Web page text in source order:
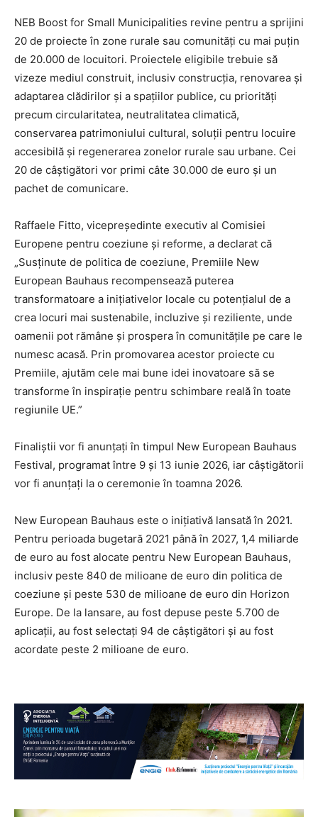
NEB Boost for Small Municipalities revine pentru a sprijini
20 de proiecte în zone rurale sau comunități cu mai puțin
de 20.000 de locuitori. Proiectele eligibile trebuie să
vizeze mediul construit, inclusiv construcția, renovarea și
adaptarea clădirilor și a spațiilor publice, cu priorități
precum circularitatea, neutralitatea climatică,
conservarea patrimoniului cultural, soluții pentru locuire
accesibilă și regenerarea zonelor rurale sau urbane. Cei
20 de câștigători vor primi câte 30.000 de euro și un
pachet de comunicare.
Raffaele Fitto, vicepreședinte executiv al Comisiei
Europene pentru coeziune și reforme, a declarat că
„Susținute de politica de coeziune, Premiile New
European Bauhaus recompensează puterea
transformatoare a inițiativelor locale cu potențialul de a
crea locuri mai sustenabile, incluzive și reziliente, unde
oamenii pot rămâne și prospera în comunitățile pe care le
numesc acasă. Prin promovarea acestor proiecte cu
Premiile, ajutăm cele mai bune idei inovatoare să se
transforme în inspirație pentru schimbare reală în toate
regiunile UE.”
Finaliștii vor fi anunțați în timpul New European Bauhaus
Festival, programat între 9 și 13 iunie 2026, iar câștigătorii
vor fi anunțați la o ceremonie în toamna 2026.
New European Bauhaus este o inițiativă lansată în 2021.
Pentru perioada bugetară 2021 până în 2027, 1,4 miliarde
de euro au fost alocate pentru New European Bauhaus,
inclusiv peste 840 de milioane de euro din politica de
coeziune și peste 530 de milioane de euro din Horizon
Europe. De la lansare, au fost depuse peste 5.700 de
aplicații, au fost selectați 94 de câștigători și au fost
acordate peste 2 milioane de euro.